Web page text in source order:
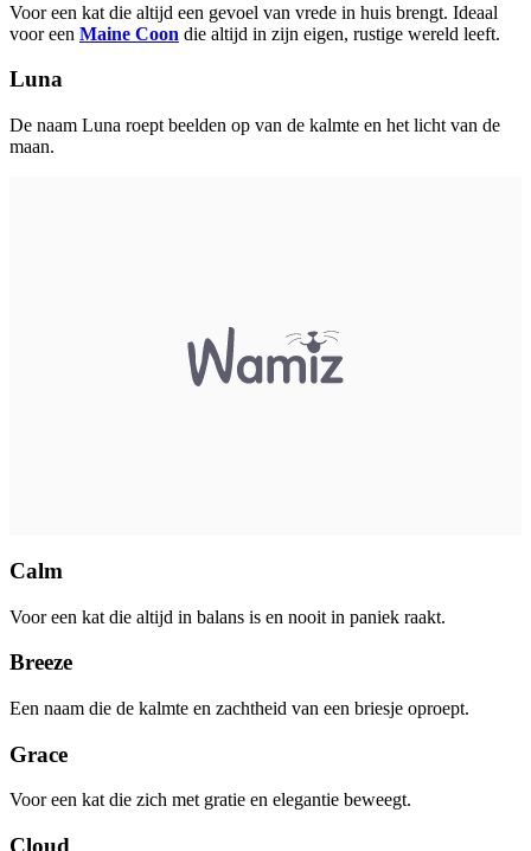
Voor een kat die altijd een gevoel van vrede in huis brengt. Ideaal
voor een Maine Coon die altijd in zijn eigen, rustige wereld leeft.
Luna
De naam Luna roept beelden op van de kalmte en het licht van de
maan.
Calm
Voor een kat die altijd in balans is en nooit in paniek raakt.
Breeze
Een naam die de kalmte en zachtheid van een briesje oproept.
Grace
Voor een kat die zich met gratie en elegantie beweegt.
Cloud